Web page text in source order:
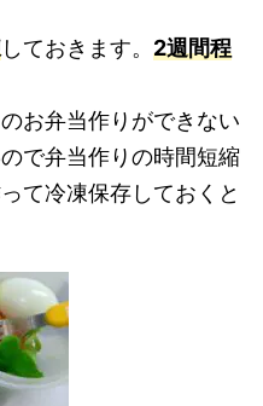
しておきます。 2週間程
お弁当作りができない
で弁当作りの時間短縮
て冷凍保存しておくと